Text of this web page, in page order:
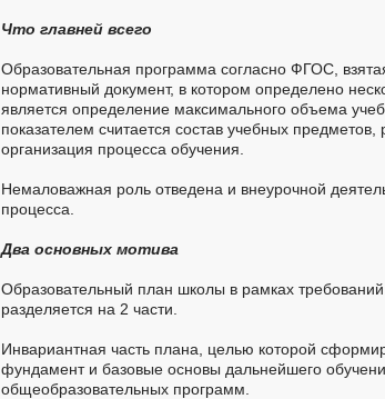
Что главней всего
Образовательная программа согласно ФГОС,
нормативный документ, в котором определено
является определение максимального объема
показателем считается состав учебных
организация процесса обучения.
Немаловажная роль отведена и внеурочной
процесса.
Два основных мотива
Образовательный план школы в рамках
разделяется на 2 части.
Инвариантная часть плана, целью которой
фундамент и базовые основы дальнейшего
общеобразовательных программ.